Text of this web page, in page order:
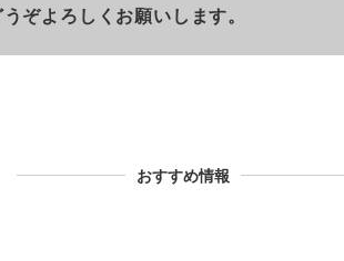
ぞよろしくお願いします。
おすすめ情報